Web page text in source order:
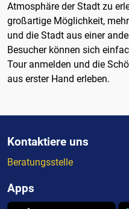
Atmosphäre der Stadt zu
großartige Möglichkeit,
und die Stadt aus einer
Besucher können sich
Tour anmelden und die
aus erster Hand erleben.
Kontaktiere uns
Beratungsstelle
Apps